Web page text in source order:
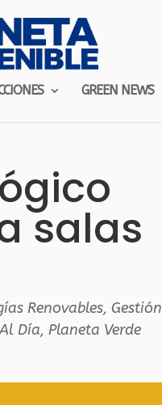
GREEN NEWS
salas
Renovables, Gestión
Día,Planeta Verde